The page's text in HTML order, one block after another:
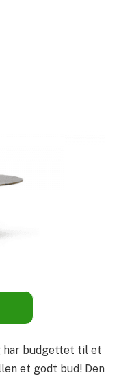
har budgettet til et
et godt bud! Den